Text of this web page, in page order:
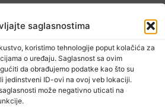
saglasnostima
koristimo tehnologije poput kolačića za
o uređaju. Saglasnost sa ovim
da obrađujemo podatke kao što su
jedinstveni ID-ovi na ovoj veb lokaciji.
može negativno uticati na